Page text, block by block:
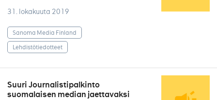
31. lokakuuta 2019
Sanoma Media Finland
Lehdistötiedotteet
Suuri Journalistipalkinto
suomalaisen median jaettavaksi